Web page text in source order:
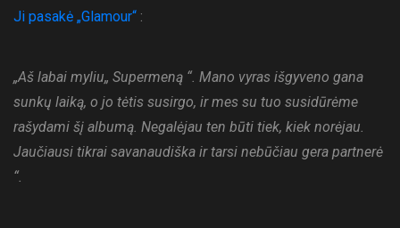
Ji pasakė „Glamour“ :
„Aš labai myliu„ Supermeną “. Mano vyras išgyveno gana
sunkų laiką, o jo tėtis susirgo, ir mes su tuo susidūrėme
rašydami šį albumą. Negalėjau ten būti tiek, kiek norėjau.
Jaučiausi tikrai savanaudiška ir tarsi nebūčiau gera partnerė
“.